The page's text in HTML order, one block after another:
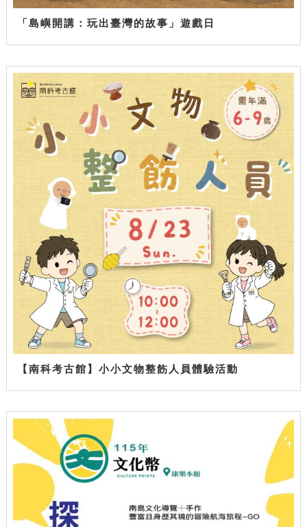
「島嶼開講：玩出臺灣的故事」遊戲日
【南科考古館】小小文物整飭人員體驗活動